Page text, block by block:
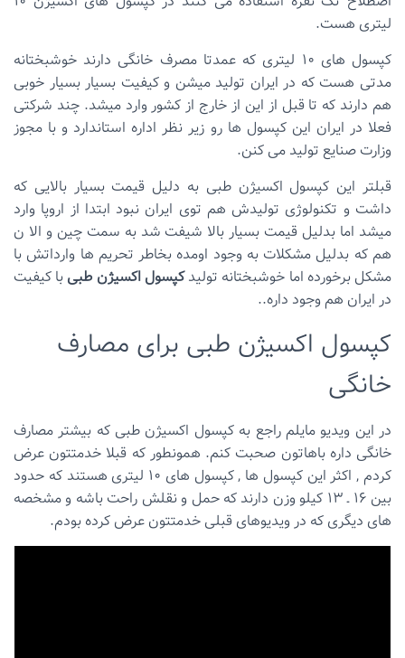
لیتری هست.
کپسول های 10 لیتری که عمدتا مصرف خانگی دارند خوشبختانه
مدتی هست که در ایران تولید میشن و کیفیت بسیار بسیار خوبی
هم دارند که تا قبل از این از خارج از کشور وارد میشد. چند شرکتی
فعلا در ایران این کپسول ها رو زیر نظر اداره استاندارد و با مجوز
وزارت صنایع تولید می کنن.
قبلتر این کپسول اکسیژن طبی به دلیل قیمت بسیار بالایی که
داشت و تکنولوژی تولیدش هم توی ایران نبود ابتدا از اروپا وارد
میشد اما بدلیل قیمت بسیار بالا شیفت شد به سمت چین و الا ن
هم که بدلیل مشکلات به وجود اومده بخاطر تحریم ها وارداتش با
مشکل برخورده اما خوشبختانه تولیدکپسول اکسیژن طبی با کیفیت
در ایران هم وجود داره..
کپسول اکسیژن طبی برای مصارف
خانگی
در این ویدیو مایلم راجع به کپسول اکسیژن طبی که بیشتر مصارف
خانگی داره باهاتون صحبت کنم. همونطور که قبلا خدمتتون عرض
کردم , اکثر این کپسول ها , کپسول های ۱۰ لیتری هستند که حدود
بین ۱۶ ـ ۱۳ کیلو وزن دارند که حمل و نقلش راحت باشه و مشخصه
های دیگری که در ویدیوهای قبلی خدمتتون عرض کرده بودم.